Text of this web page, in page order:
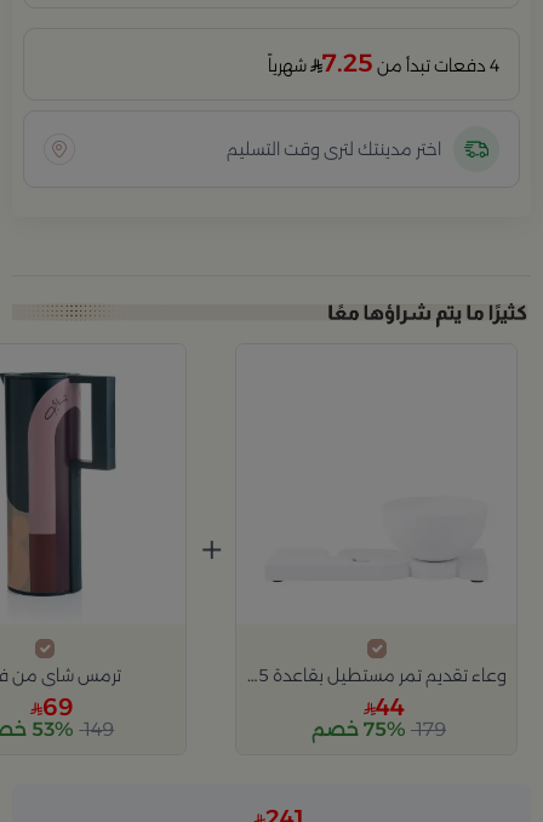
4 دفعات تبدأ من 7.25 شهرياً
اختر مدينتك لترى وقت التسليم
وعاء تقديم تمر مستطيل بقاعدة 25×12 سم أبيض من البورسلان مع قاعدة من ليورا
44
179 75% خصم
+
ترمس شاي من
69
149 53% خصم